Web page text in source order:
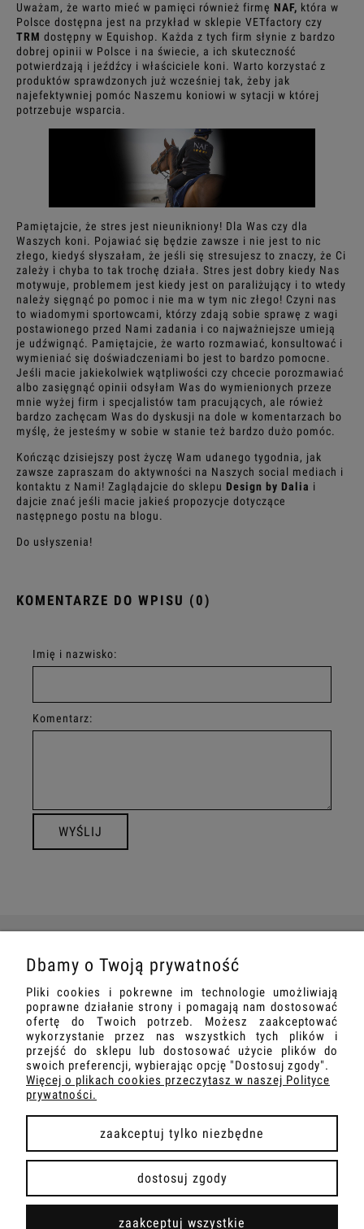
Uważam, że warto mieć w pamięci również firmę NAF, która w
Polsce dostępna jest na przykład w sklepie VETfactory czy
TRM dostępny w Equishop. Każda z tych firm słynie z bardzo
dobrej opinii w Polsce i na świecie, a ich skuteczność
potwierdzają i jeźdźcy i właściciele koni. Warto korzystać z
produktów sprawdzonych już wcześniej tak, żeby jak
najefektywniej pomóc Naszemu koniowi w sytacji w której
potrzebuje wsparcia.
Pamiętajcie, że stres jest nieunikniony! Dla Was czy dla
Waszych koni. Pojawiać się będzie zawsze i nie jest to nic
złego, kiedyś słyszałam, że jeśli się stresujesz to znaczy, że Ci
zależy i chyba to tak trochę działa. Stres jest dobry kiedy Nas
motywuje, problemem jest kiedy jest on paraliżujący i to wtedy
należy sięgnąć po pomoc i nie ma w tym nic złego! Czyni nas
to wiadomymi sportowcami, którzy zdają sobie sprawę z wagi
postawionego przed Nami zadania i co najważniejsze umieją
je udźwignąć. Pamiętajcie, że warto rozmawiać, konsultować i
wymieniać się doświadczeniami bo jest to bardzo pomocne.
Jeśli macie jakiekolwiek wątpliwości czy chcecie porozmawiać
albo zasięgnąć opinii odsyłam Was do wymienionych przeze
mnie wyżej firm i specjalistów tam pracujących, ale rówież
bardzo zachęcam Was do dyskusji na dole w komentarzach bo
myślę, że jesteśmy w sobie w stanie też bardzo dużo pomóc.
Kończąc dzisiejszy post życzę Wam udanego tygodnia, jak
zawsze zapraszam do aktywności na Naszych social mediach i
kontaktu z Nami! Zaglądajcie do sklepu Design by Dalia i
dajcie znać jeśli macie jakieś propozycje dotyczące
następnego postu na blogu.
Do usłyszenia!
KOMENTARZE DO WPISU (0)
Imię i nazwisko:
Komentarz:
WYŚLIJ
INFORMACJE
DOSTAWA I PŁATNOŚCI
pokaż pełną wersję strony
Sklep internetowy Shoper Premium
Dbamy o Twoją prywatność
Pliki cookies i pokrewne im technologie umożliwiają
poprawne działanie strony i pomagają nam dostosować
ofertę do Twoich potrzeb. Możesz zaakceptować
wykorzystanie przez nas wszystkich tych plików i
przejść do sklepu lub dostosować użycie plików do
swoich preferencji, wybierając opcję "Dostosuj zgody".
Więcej o plikach cookies przeczytasz w naszej Polityce
prywatności.
zaakceptuj tylko niezbędne
dostosuj zgody
zaakceptuj wszystkie